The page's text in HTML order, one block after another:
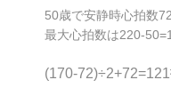
50歳で安静時心拍数
最大心拍数は220-
(170-